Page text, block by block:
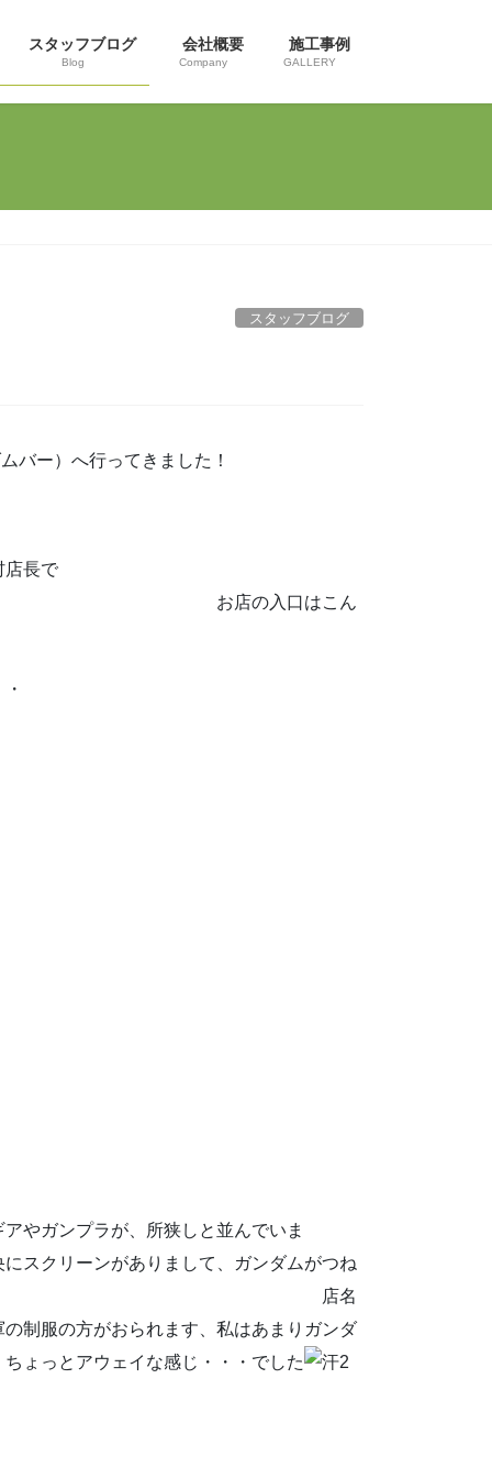
スタッフブログ
Blog
会社概要
Company
施工事例
GALLERY
スタッフブログ
バー）へ行ってきました！
店長で
の入口はこん
やガンプラが、所狭しと並んでいま
クリーンがありまして、ガンダムがつね
ています。 店名
制服の方がおられます、私はあまりガンダ
ょっとアウェイな感じ・・・でした